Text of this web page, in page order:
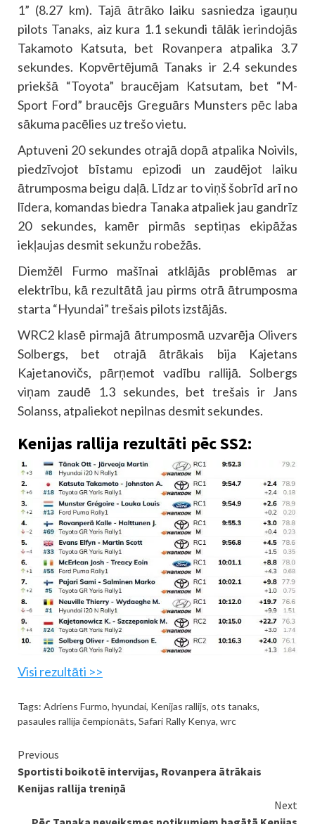
1” (8.27 km). Tajā ātrāko laiku sasniedza igauņu
pilots Tanaks, aiz kura 1.1 sekundi tālāk ierindojās
Takamoto Katsuta, bet Rovanpera atpalika 3.7
sekundes. Kopvērtējumā Tanaks ir 2.4 sekundes
priekšā “Toyota” braucējam Katsutam, bet “M-
Sport Ford” braucējs Greguārs Munsters pēc laba
sākuma pacēlies uz trešo vietu.
Aptuveni 20 sekundes otrajā dopā atpalika Noivils,
piedzīvojot bīstamu epizodi un zaudējot laiku
ātrumposma beigu daļā. Līdz ar to viņš šobrīd arī no
līdera, komandas biedra Tanaka atpaliek jau gandrīz
20 sekundes, kamēr pirmās septiņas ekipāžas
iekļaujas desmit sekunžu robežās.
Diemžēl Furmo mašīnai atklājās problēmas ar
elektrību, kā rezultātā jau pirms otrā ātrumposma
starta “Hyundai” trešais pilots izstājās.
WRC2 klasē pirmajā ātrumposmā uzvarēja Olivers
Solbergs, bet otrajā ātrākais bija Kajetans
Kajetanovičs, pārņemot vadību rallijā. Solbergs
viņam zaudē 1.3 sekundes, bet trešais ir Jans
Solanss, atpaliekot nepilnas desmit sekundes.
Kenijas rallija rezultāti pēc SS2:
Visi rezultāti >>
Tags: Adriens Furmo, hyundai, Kenijas rallijs, ots tanaks,
pasaules rallija čempionāts, Safari Rally Kenya, wrc
Continue
Reading
Previous
Sportisti boikotē intervijas, Rovanpera ātrākais
Kenijas rallija treniņā
Next